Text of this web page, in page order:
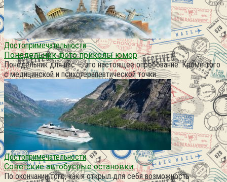
Достопримечательности
Понедельник фото приколы юмор
Понедельник для нас — это настоящее опробование. Кроме того
с медицинской и психотерапевтической точки
Достопримечательности
Советские автобусные остановки
По окончании того, как я открыл для себя возможность